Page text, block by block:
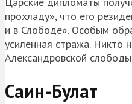
прохладу», что его
и в Слободе». Особым
усиленная стража. Никто
Александровской
Саин-Булат